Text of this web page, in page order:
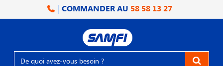
COMMANDER AU 58 58 13 27